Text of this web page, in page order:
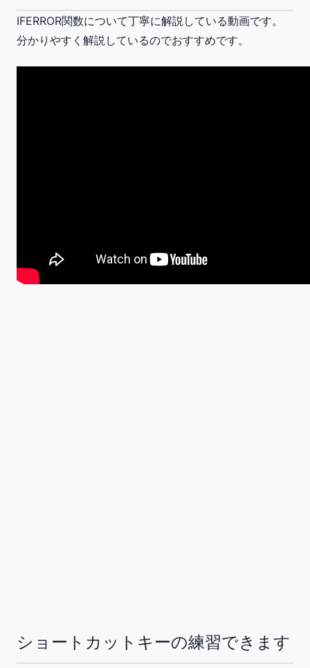
IFERROR関数について丁寧に解説している動画です。
分かりやすく解説しているのでおすすめです。
ショートカットキーの練習できます